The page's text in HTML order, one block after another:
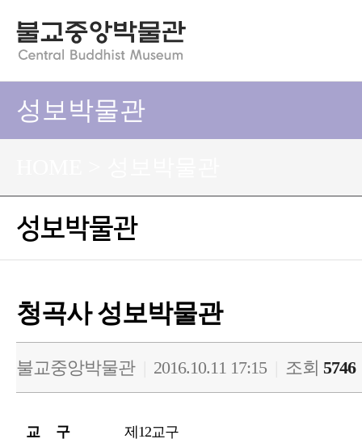
성보박물관
성보박물관
청곡사 성보박물관
불교중앙박물관 2016.10.11 17:15 조회 5746
교 구 제12교구